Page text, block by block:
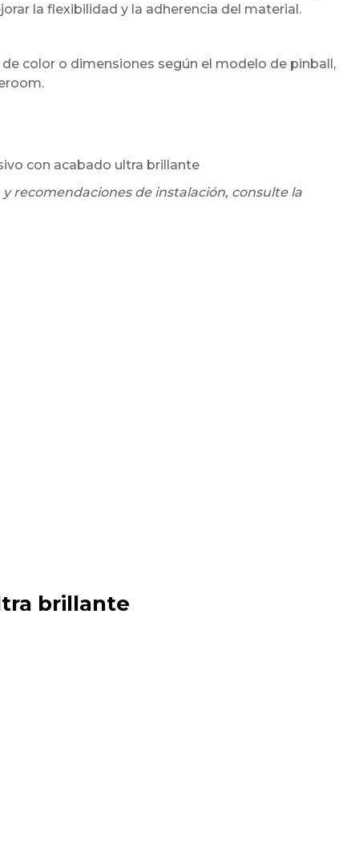
la flexibilidad y la adherencia del material.
color o dimensiones según el modelo de pinball,
con acabado ultra brillante
recomendaciones de instalación, consulte la
brillante